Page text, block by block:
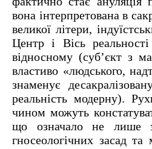
вона інтерпретована в
великої літери,
Центр і Вісь
відносному (суб’єкт з
властиво «людського,
знаменує
реальність модерну).
чином можуть
що означало не лише
гносеологічних засад